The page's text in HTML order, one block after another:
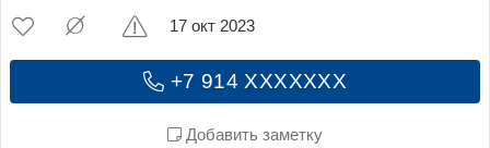
+7 914 XXXXXXX
Добавить заметку
17 окт 2023